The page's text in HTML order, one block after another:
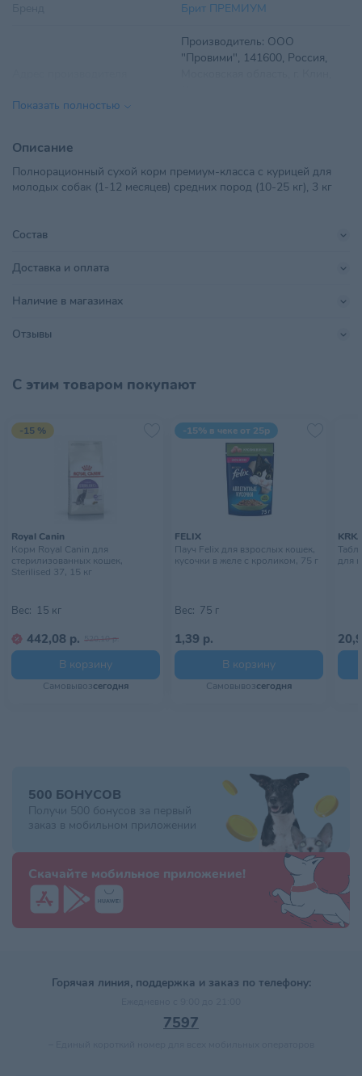
Брит ПРЕМИУМ
Производитель: ООО
"Провими", 141600, Россия,
Вес
Вид корма Сухой
Возраст питомца
Поставщик ТриолБел
Производитель ООО «НПЦКТ»
Средний
Страна происхождения
Тип питомца
Тип упаковки Пачка
Показать полностью
Описание
Полнорационный сухой корм премиум-класса с курицей для
молодых собак (1-12 месяцев) средних пород (10-25 кг), 3 кг
Состав
Доставка и оплата
Наличие в магазинах
Отзывы
С этим товаром покупают
-15 %
Royal Canin
Корм Royal Canin для
стерилизованных кошек,
Sterilised 37, 15 кг
Вес: 15 кг
442,08 р. 520,10 р.
В корзину
Самовывозсегодня
-15% в чеке от 25р
FELIX
Пауч Felix для взрослых кошек,
кусочки в желе с кроликом, 75 г
Вес: 75 г
1,39 р.
В корзину
Самовывозсегодня
для
500 БОНУСОВ
Получи 500 бонусов за первый
заказ в мобильном приложении
Скачайте мобильное приложение!
Горячая линия, поддержка и заказ по телефону:
7597